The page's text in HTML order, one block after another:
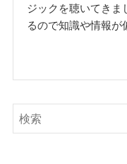
ジックを聴いてきま
るので知識や情報が